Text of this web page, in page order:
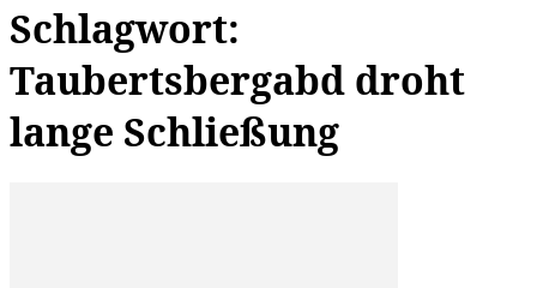
Schlagwort:
Taubertsbergabd droht
lange Schließung